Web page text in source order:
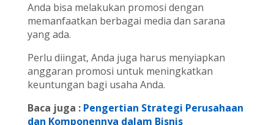
Anda bisa melakukan promosi dengan
memanfaatkan berbagai media dan sarana
yang ada.
Perlu diingat, Anda juga harus menyiapkan
anggaran promosi untuk meningkatkan
keuntungan bagi usaha Anda.
Baca juga : Pengertian Strategi Perusahaan
dan Komponennya dalam Bisnis